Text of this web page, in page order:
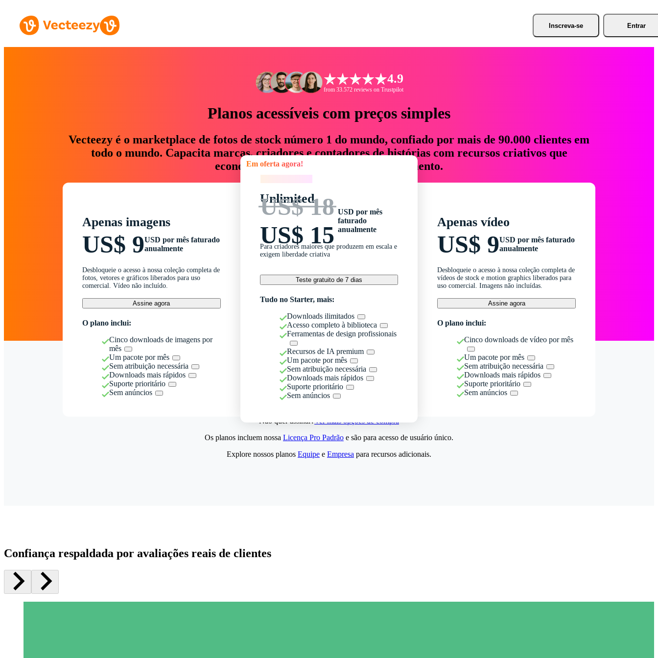
Inscreva-se Entrar
4.9
from 33.572 reviews on Trustpilot
Planos acessíveis com preços simples
Vecteezy é o marketplace de fotos de stock número 1 do mundo, confiado por mais de 90.000 clientes em
todo o mundo. Capacita marcas, criadores e contadores de histórias com recursos criativos que
economizam até 76% em tempo e orçamento.
Apenas imagens
US$ 9USD por mês faturado
anualmente
Desbloqueie o acesso à nossa coleção completa de
fotos, vetores e gráficos liberados para uso
comercial. Vídeo não incluído.
Assine agora
O plano inclui:
Cinco downloads de imagens por
mês
Um pacote por mês
Sem atribuição necessária
Downloads mais rápidos
Suporte prioritário
Sem anúncios
Em oferta agora!
Unlimited
US$ 18
US$ 15
USD por mês
faturado
anualmente
Para criadores maiores que produzem em escala e
exigem liberdade criativa
Teste gratuito de 7 dias
Tudo no Starter, mais:
Downloads ilimitados
Acesso completo à biblioteca
Ferramentas de design profissionais
Recursos de IA premium
Um pacote por mês
Sem atribuição necessária
Downloads mais rápidos
Suporte prioritário
Sem anúncios
Apenas vídeo
US$ 9USD por mês faturado
anualmente
Desbloqueie o acesso à nossa coleção completa de
vídeos de stock e motion graphics liberados para
uso comercial. Imagens não incluídas.
Assine agora
O plano inclui:
Cinco downloads de vídeo por mês
Um pacote por mês
Sem atribuição necessária
Downloads mais rápidos
Suporte prioritário
Sem anúncios
Não quer assinar?Ver mais opções de compra
Os planos incluem nossa Licença Pro Padrão e são para acesso de usuário único.
Explore nossos planos Equipe e Empresa para recursos adicionais.
Confiança respaldada por avaliações reais de clientes